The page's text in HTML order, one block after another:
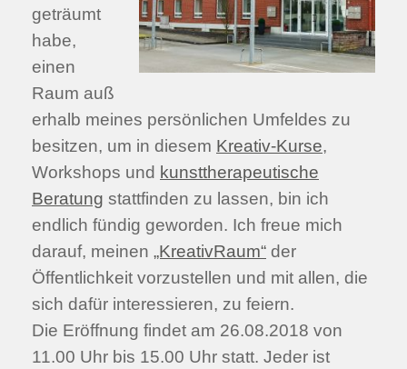
geträumt
habe,
einen
Raum auß
erhalb meines persönlichen Umfeldes zu
besitzen, um in diesem Kreativ-Kurse,
Workshops und kunsttherapeutische
Beratung stattfinden zu lassen, bin ich
endlich fündig geworden. Ich freue mich
darauf, meinen „KreativRaum“ der
Öffentlichkeit vorzustellen und mit allen, die
sich dafür interessieren, zu feiern.
Die Eröffnung findet am 26.08.2018 von
11.00 Uhr bis 15.00 Uhr statt. Jeder ist